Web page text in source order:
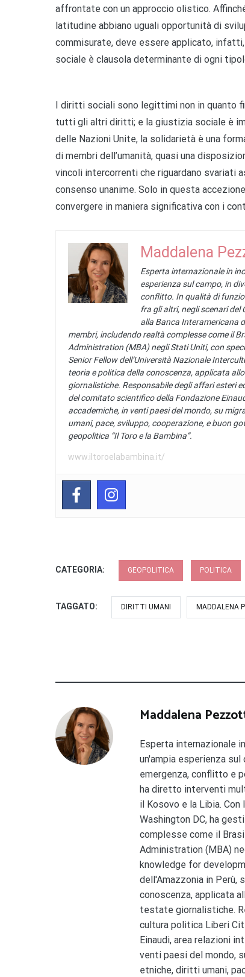
affrontate con un approccio olistico.
latitudine abbiano uguali opportunità di
commisurate, deve essere applicato,
sociale è clausola determinante di ogni
I diritti sociali sono legittimi non in quanto
tutti gli altri diritti; e la giustizia sociale è
delle Nazioni Unite, la solidarietà è una
di membri dell’umanità, quasi una
vincoli intercorrenti che riguardano svariati
consenso unanime. Solo in questa
convergere in maniera significativa con i
Maddalena
Esperta internazionale in
esperienza sul campo, in
conflitto. In qualità di
fra gli altri, negli scenari del
alla Banca Interamericana
membri, includendo realtà complesse come il
Administration (MBA) negli Stati Uniti, con
Senior Fellow dell’Università Nazionale
teoria e politica della conoscenza, applicata
giornalistiche. Responsabile degli affari esteri
del comitato scientifico della Fondazione
accademiche, in venti paesi del mondo, su
umani, pace, sviluppo, cooperazione, e buon
geopolitica “Il Toro e la Bambina”.
www.iltoroelabambina.it/
CATEGORIA: GEOPOLITICA POLITICA
TAGGATO: DIRITTI UMANI MADDALENA
Maddalena
Esperta internazionale
un'ampia esperienza
emergenza, conflitto e
ha diretto interventi
il Kosovo e la Libia. Con
Washington DC, ha
complesse come il
Administration (MBA)
knowledge for
dell'Amazzonia in Perù,
conoscenza, applicata
testate giornalistiche.
cultura politica Liberi
Einaudi, area relazioni
venti paesi del mondo,
etniche, diritti umani,